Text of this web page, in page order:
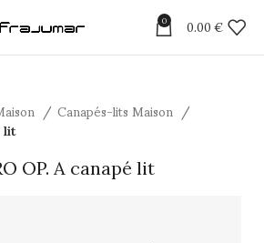
0 0.00 €
Canapés-lits Maison
lit
OP. A canapé lit